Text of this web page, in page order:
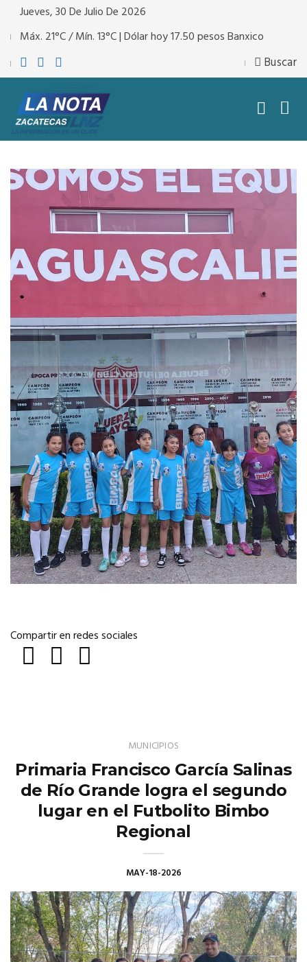
Jueves, 30 De Julio De 2026
Máx. 21°C / Mín. 13°C | Dólar hoy 17.50 pesos Banxico
Buscar
Compartir en redes sociales
MUNICIPIOS
Primaria Francisco García Salinas
de Río Grande logra el segundo
lugar en el Futbolito Bimbo
Regional
MAY-18-2026